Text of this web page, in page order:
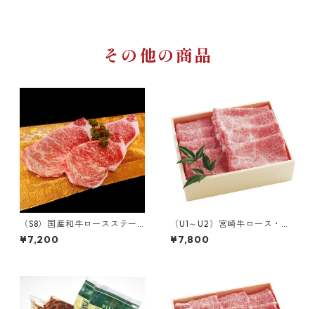
その他の商品
（S8）国産和牛ロースステー
キ 450g（3枚カット）
¥7,200
（U1～U2）宮崎牛ロース・カ
タロース
¥7,800